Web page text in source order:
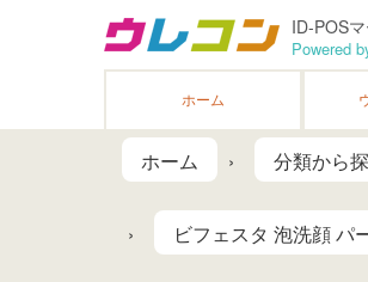
ID-POS
Powered
ホーム
ホーム 分類から
ビフェスタ 泡洗顔 パ